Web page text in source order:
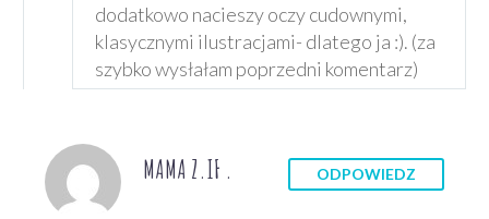
dodatkowo nacieszy oczy cudownymi,
klasycznymi ilustracjami- dlatego ja :). (za
szybko wysłałam poprzedni komentarz)
MAMA Z.IF . ODPOWIEDZ